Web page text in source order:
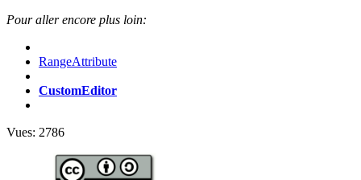
Pour aller encore plus loin:
RangeAttribute
CustomEditor
Vues: 2786